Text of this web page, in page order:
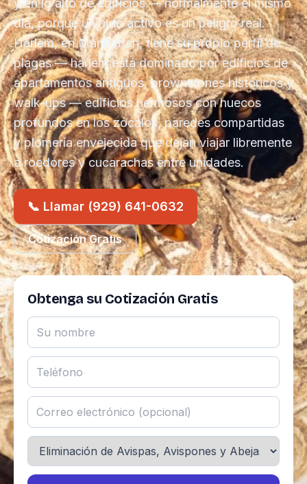
y en lo alto de edificios — normalmente el mismo
día, porque un nido activo es un peligro real.
Harlem, en Manhattan, tiene su propio perfil de
plagas — harlem está dominado por edificios de
apartamentos antiguos, brownstones históricos y
walk-ups — edificios hermosos con huecos
profundos en los zócalos, paredes compartidas
y plomería envejecida que dejan viajar libremente
a roedores y cucarachas entre unidades.
📞 Llamar (929) 641-0632
Cotización Gratis
Obtenga su Cotización Gratis